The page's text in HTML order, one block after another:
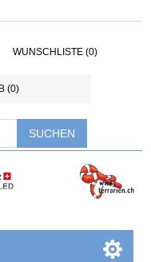
WUNSCHLISTE (0)
(0)